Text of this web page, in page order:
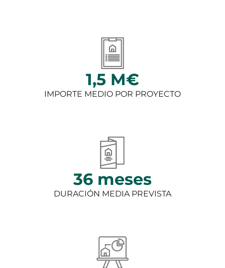
1,5 M€
IMPORTE MEDIO POR PROYECTO
36 meses
DURACIÓN MEDIA PREVISTA